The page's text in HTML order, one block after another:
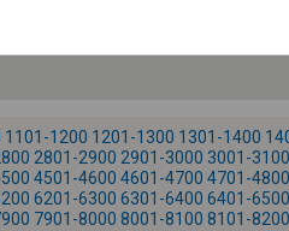
1101-1200 1201-1300 1301-1400
2801-2900 2901-3000 3001-3100
4501-4600 4601-4700 4701-4800
6201-6300 6301-6400 6401-6500
7901-8000 8001-8100 8101-8200